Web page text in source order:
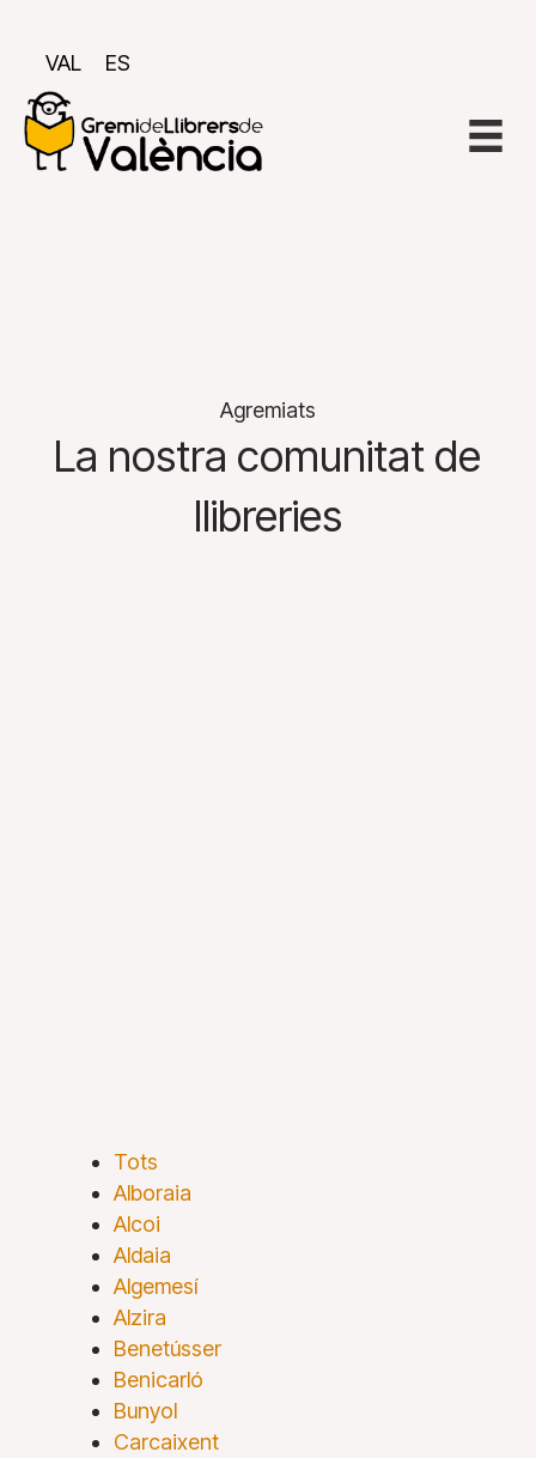
VAL ES
Agremiats
La nostra comunitat de
llibreries
Tots
Alboraia
Alcoi
Aldaia
Algemesí
Alzira
Benetússer
Benicarló
Bunyol
Carcaixent